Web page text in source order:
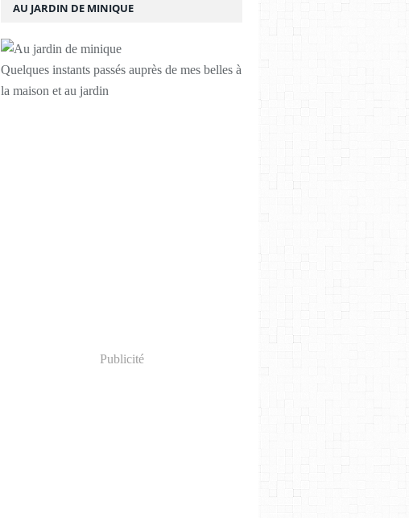
AU JARDIN DE MINIQUE
Quelques instants passés auprès de mes belles à
la maison et au jardin
Publicité